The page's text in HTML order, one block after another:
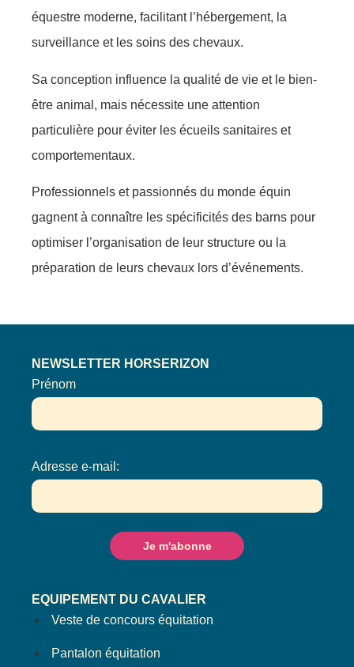
équestre moderne, facilitant l’hébergement, la
surveillance et les soins des chevaux.
Sa conception influence la qualité de vie et le bien-
être animal, mais nécessite une attention
particulière pour éviter les écueils sanitaires et
comportementaux.
Professionnels et passionnés du monde équin
gagnent à connaître les spécificités des barns pour
optimiser l’organisation de leur structure ou la
préparation de leurs chevaux lors d’événements.
EQUIPEMENT DU CAVALIER
Veste de concours équitation
Pantalon équitation
NEWSLETTER HORSERIZON
Prénom
Adresse e-mail: